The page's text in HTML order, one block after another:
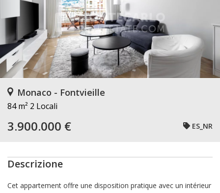
Monaco - Fontvieille
84 m² 2 Locali
3.900.000 € ES_NR
Descrizione
Cet appartement offre une disposition pratique avec un intérieur